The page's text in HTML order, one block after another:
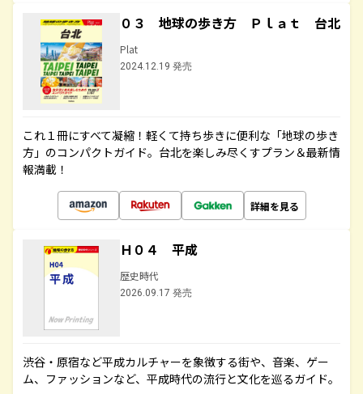
０３ 地球の歩き方 Ｐｌａｔ 台北
Plat
2024.12.19 発売
これ１冊にすべて凝縮！軽くて持ち歩きに便利な「地球の歩き
方」のコンパクトガイド。台北を楽しみ尽くすプラン＆最新情
報満載！
詳細を見る
Ｈ０４ 平成
歴史時代
2026.09.17 発売
渋谷・原宿など平成カルチャーを象徴する街や、音楽、ゲー
ム、ファッションなど、平成時代の流行と文化を巡るガイド。